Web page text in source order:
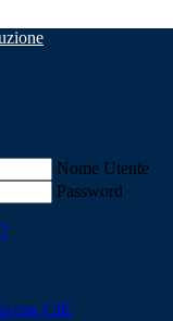
Nome Utente
Password
con CIE